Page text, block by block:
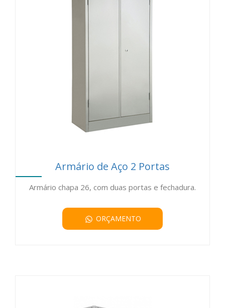
Armário de Aço 2 Portas
Armário chapa 26, com duas portas e fechadura.
ORÇAMENTO